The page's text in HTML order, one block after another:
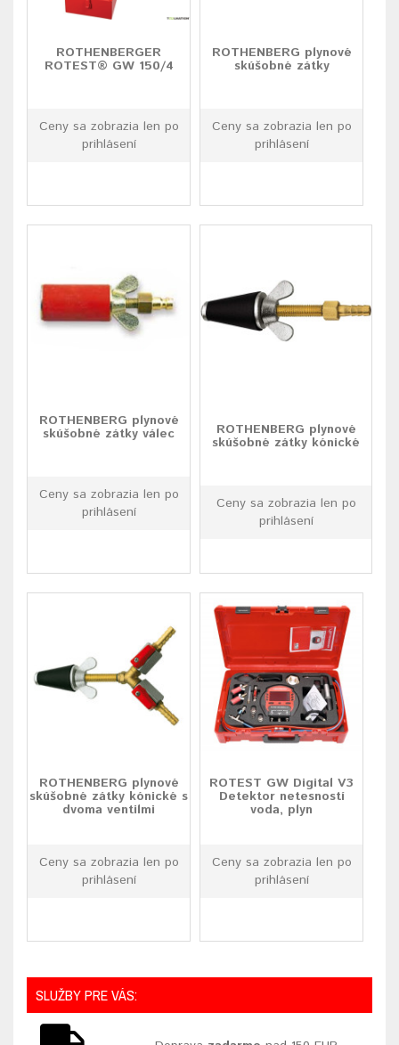
ROTHENBERGER
ROTEST® GW 150/4
Ceny sa zobrazia len po
prihlásení
ROTHENBERG plynové
skúšobné zátky
Ceny sa zobrazia len po
prihlásení
ROTHENBERG plynové
skúšobné zátky válec
Ceny sa zobrazia len po
prihlásení
ROTHENBERG plynové
skúšobné zátky kónické
Ceny sa zobrazia len po
prihlásení
ROTHENBERG plynové
skúšobné zátky kónické s
dvoma ventilmi
Ceny sa zobrazia len po
prihlásení
ROTEST GW Digital V3
Detektor netesností
voda, plyn
Ceny sa zobrazia len po
prihlásení
SLUŽBY PRE VÁS: